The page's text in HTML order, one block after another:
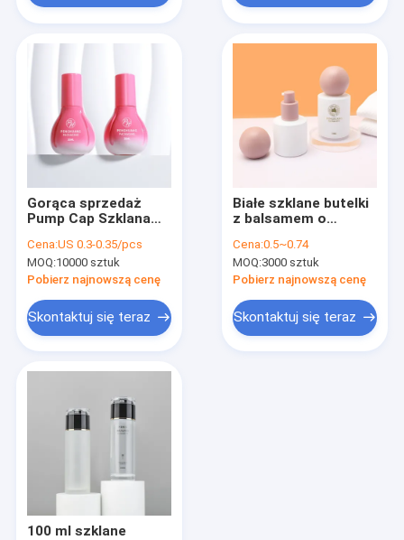
Produkty
O nas
Wycieczka po fabryce
Kontrola jakości
Poproś o wycenę
Plastikowe słoiki do pakowania
Plastikowa butelka z pianki
Gorąca sprzedaż
Pump Cap Szklana
pojemnik do serum
kremu balsam
Cena:US 0.3-0.35/pcs
MOQ:10000 sztuk
Pobierz najnowszą cenę
Skontaktuj się teraz
Białe szklane butelki
z balsamem o
50 ml z okrągłą
nakrętką i pompką
Cena:0.5~0.74
MOQ:3000 sztuk
Pobierz najnowszą cenę
Skontaktuj się teraz
100 ml szklane